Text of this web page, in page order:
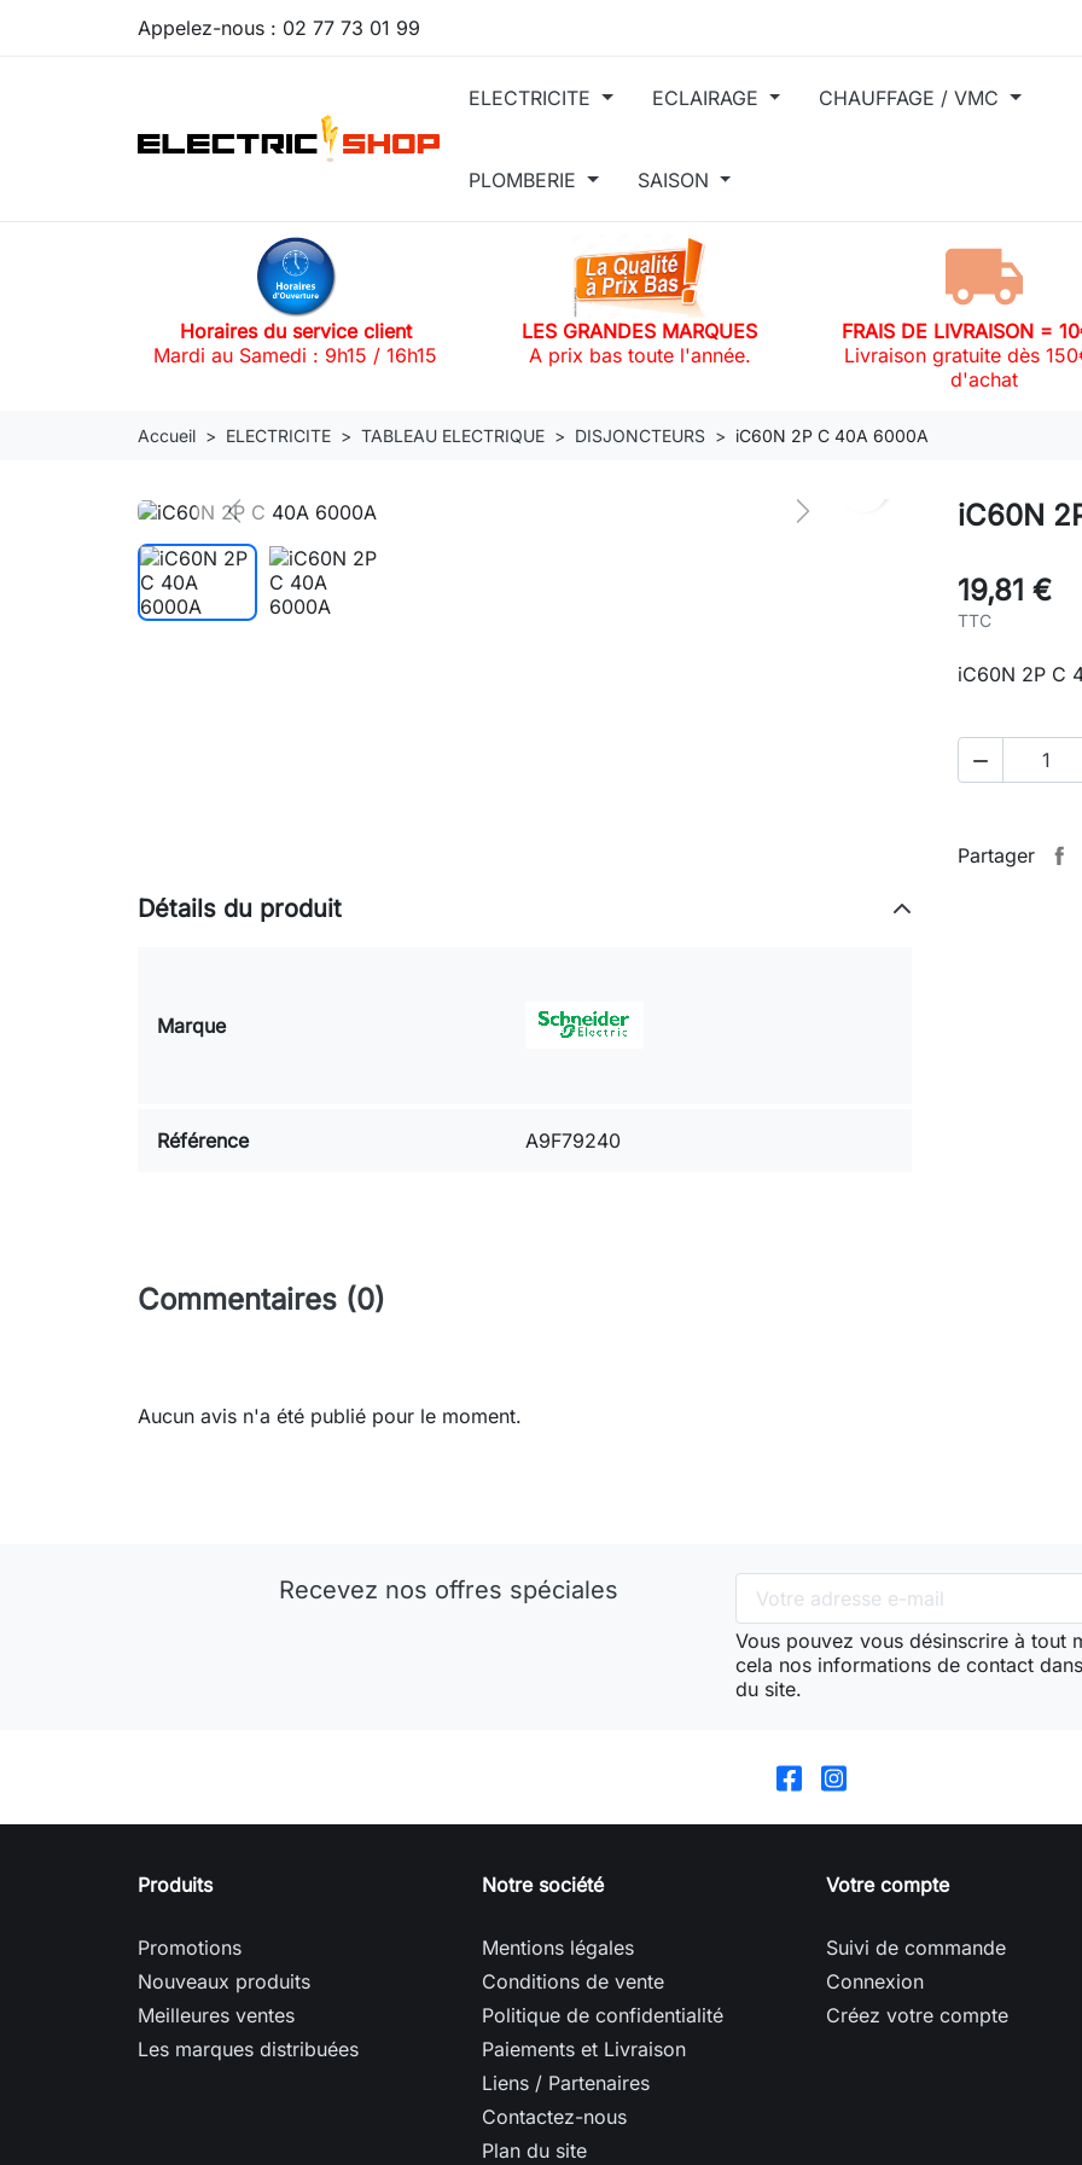
Appelez-nous : 02 77 73 01 99
ELECTRICITE ECLAIRAGE CHAUFFAGE / VMC
PLOMBERIE SAISON
Horaires du service client
Mardi au Samedi : 9h15 / 16h15
LES GRANDES MARQUES
A prix bas toute l'année.
FRAIS DE LIVRAISON =
Livraison gratuite dès
d'achat
Accueil ELECTRICITE TABLEAU ELECTRIQUE DISJONCTEURS iC60N 2P C 40A 6000A
Previous Next iC60N
19,81 €
TTC
iC60N 2P C

Partager
Détails du produit
Marque
Référence A9F79240
Commentaires (0)
Aucun avis n'a été publié pour le moment.
Recevez nos offres spéciales
Vous pouvez vous désinscrire à tout
cela nos informations de contact
du site.
Produits
Promotions
Nouveaux produits
Meilleures ventes
Les marques distribuées
Notre société
Mentions légales
Conditions de vente
Politique de confidentialité
Paiements et Livraison
Liens / Partenaires
Contactez-nous
Plan du site
Votre compte
Suivi de commande
Connexion
Créez votre compte